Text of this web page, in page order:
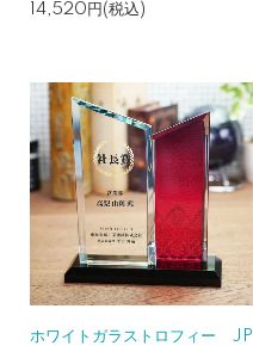
14,520円(税込)
ホワイトガラストロフィー JP